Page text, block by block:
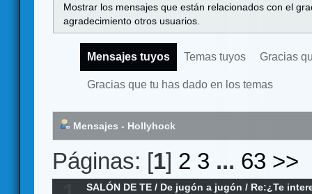
Mostrar los mensajes que están relacionados con el
agradecimiento otros usuarios.
Mensajes tuyos Temas tuyos Gracias
Gracias que tu has dado en los temas
Mensajes - Hollyhock
Páginas: [1] 2 3 ... 63 >>
SALÓN DE TE / De jugón a jugón / Re:¿Te